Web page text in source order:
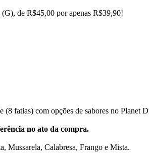
de R$45,00 por apenas R$39,90!
fatias) com opções de sabores no Planet
no ato da compra.
Mussarela, Calabresa, Frango e Mista.